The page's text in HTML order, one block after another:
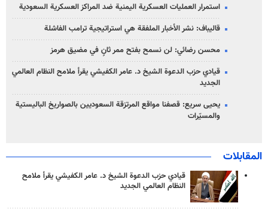
استمرار العمليات العسكرية اليمنية ضد المراكز العسكرية السعودية
قاليباف: نشر الأخبار الملفقة هي استراتيجية ترامب الفاشلة
محسن رضائي: لن نسمح بفتح ممر ثانٍ في مضيق هرمز
قيادي حزب الدعوة الشيخ د. عامر الكفيشي يقرأ ملامح النظام العالمي
الجديد
يحيى سريع: قصفنا مواقع المرتزقة السعوديين بالصواريخ الباليستية
والمسيّرات
المقابلات
قيادي حزب الدعوة الشيخ د. عامر الكفيشي يقرأ ملامح
النظام العالمي الجديد